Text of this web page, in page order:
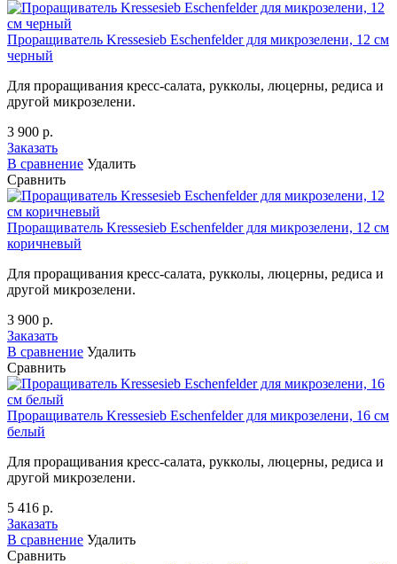
Проращиватель Kressesieb Eschenfelder для микрозелени, 12 см
черный
Для проращивания кресс-салата, рукколы, люцерны, редиса и
другой микрозелени.
3 900 р.
Заказать
В сравнение Удалить
Сравнить
Проращиватель Kressesieb Eschenfelder для микрозелени, 12 см
коричневый
Для проращивания кресс-салата, рукколы, люцерны, редиса и
другой микрозелени.
3 900 р.
Заказать
В сравнение Удалить
Сравнить
Проращиватель Kressesieb Eschenfelder для микрозелени, 16 см
белый
Для проращивания кресс-салата, рукколы, люцерны, редиса и
другой микрозелени.
5 416 р.
Заказать
В сравнение Удалить
Сравнить